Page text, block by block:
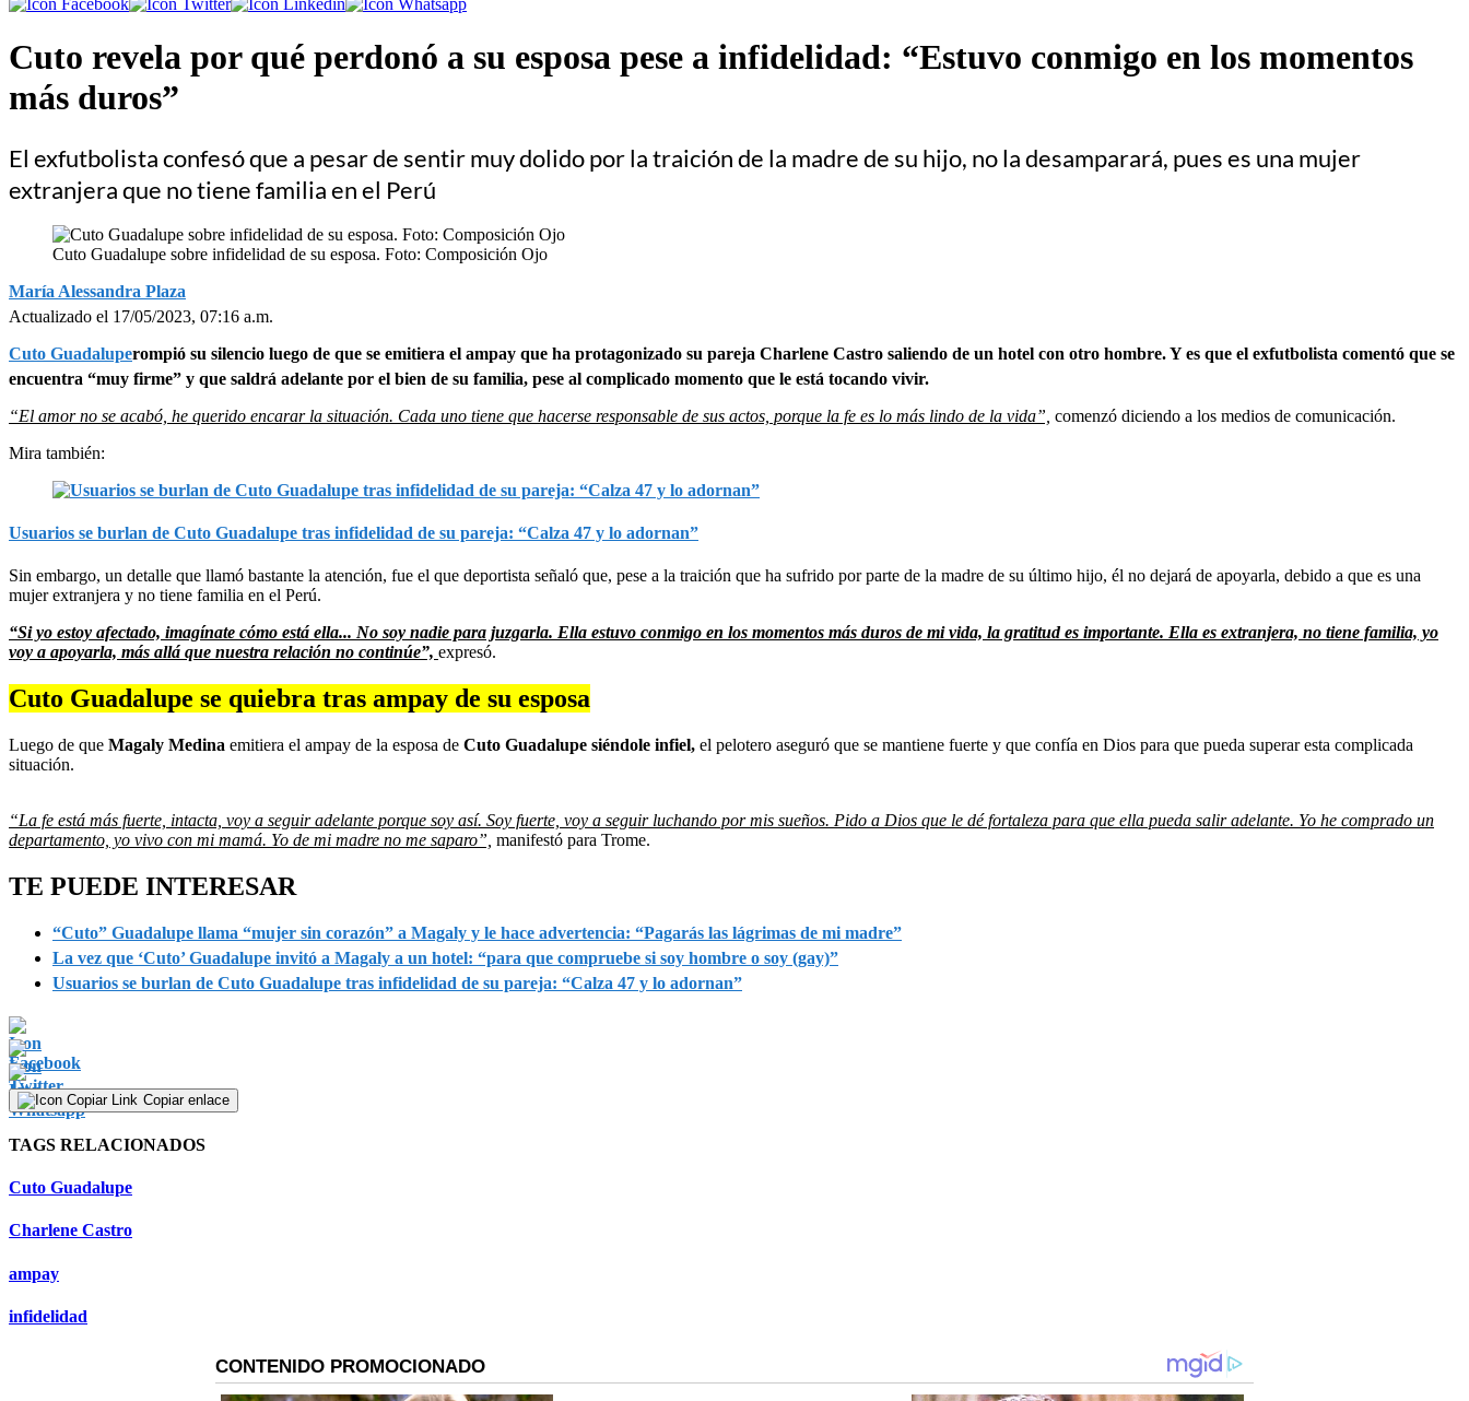
Cuto revela por qué perdonó a su esposa pese a infidelidad: “Estuvo conmigo en los momentos
más duros”
El exfutbolista confesó que a pesar de sentir muy dolido por la traición de la madre de su hijo, no la desamparará, pues es una mujer
extranjera que no tiene familia en el Perú
Cuto Guadalupe sobre infidelidad de su esposa. Foto: Composición Ojo
María Alessandra Plaza
Actualizado el 17/05/2023, 07:16 a.m.
Cuto Guadaluperompió su silencio luego de que se emitiera el ampay que ha protagonizado su pareja Charlene Castro saliendo de un hotel con otro hombre. Y es que el exfutbolista comentó que se
encuentra “muy firme” y que saldrá adelante por el bien de su familia, pese al complicado momento que le está tocando vivir.
“El amor no se acabó, he querido encarar la situación. Cada uno tiene que hacerse responsable de sus actos, porque la fe es lo más lindo de la vida”, comenzó diciendo a los medios de comunicación.
Mira también:
Usuarios se burlan de Cuto Guadalupe tras infidelidad de su pareja: “Calza 47 y lo adornan”
Sin embargo, un detalle que llamó bastante la atención, fue el que deportista señaló que, pese a la traición que ha sufrido por parte de la madre de su último hijo, él no dejará de apoyarla, debido a que es una
mujer extranjera y no tiene familia en el Perú.
“Si yo estoy afectado, imagínate cómo está ella... No soy nadie para juzgarla. Ella estuvo conmigo en los momentos más duros de mi vida, la gratitud es importante. Ella es extranjera, no tiene familia, yo
voy a apoyarla, más allá que nuestra relación no continúe”, expresó.
Cuto Guadalupe se quiebra tras ampay de su esposa
Luego de que Magaly Medina emitiera el ampay de la esposa de Cuto Guadalupe siéndole infiel, el pelotero aseguró que se mantiene fuerte y que confía en Dios para que pueda superar esta complicada
situación.
“La fe está más fuerte, intacta, voy a seguir adelante porque soy así. Soy fuerte, voy a seguir luchando por mis sueños. Pido a Dios que le dé fortaleza para que ella pueda salir adelante. Yo he comprado un
departamento, yo vivo con mi mamá. Yo de mi madre no me saparo”, manifestó para Trome.
TE PUEDE INTERESAR
“Cuto” Guadalupe llama “mujer sin corazón” a Magaly y le hace advertencia: “Pagarás las lágrimas de mi madre”
La vez que ‘Cuto’ Guadalupe invitó a Magaly a un hotel: “para que compruebe si soy hombre o soy (gay)”
Usuarios se burlan de Cuto Guadalupe tras infidelidad de su pareja: “Calza 47 y lo adornan”
Copiar enlace
TAGS RELACIONADOS
Cuto Guadalupe
Charlene Castro
ampay
infidelidad